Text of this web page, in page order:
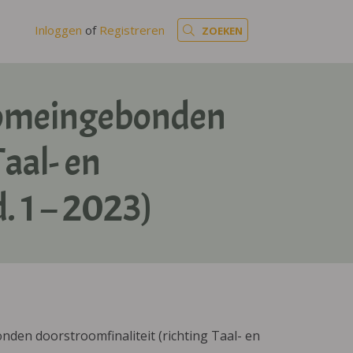
Inloggen of Registreren ZOEKEN
en
1 – 2023)
doorstroomfinaliteit (richting Taal- en